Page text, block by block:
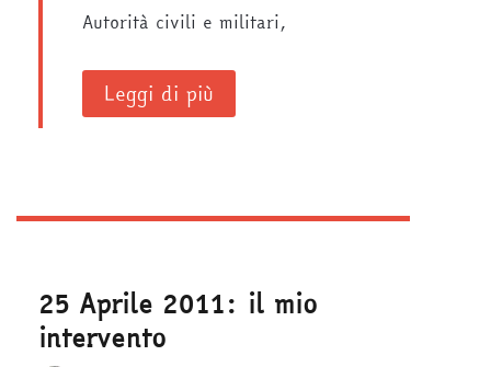
Autorità civili e militari,
Leggi di più
25 Aprile 2011: il mio
intervento